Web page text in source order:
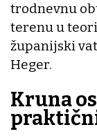
trodnevnu
terenu u
županijski
Heger.
Kruna